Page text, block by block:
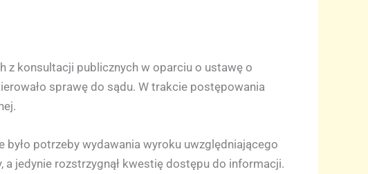
z konsultacji publicznych w oparciu o ustawę o
sprawę do sądu. W trakcie postępowania
było potrzeby wydawania wyroku uwzględniającego
a jedynie rozstrzygnął kwestię dostępu do informacji.